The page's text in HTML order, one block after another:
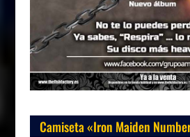
Camiseta «Iron Maiden